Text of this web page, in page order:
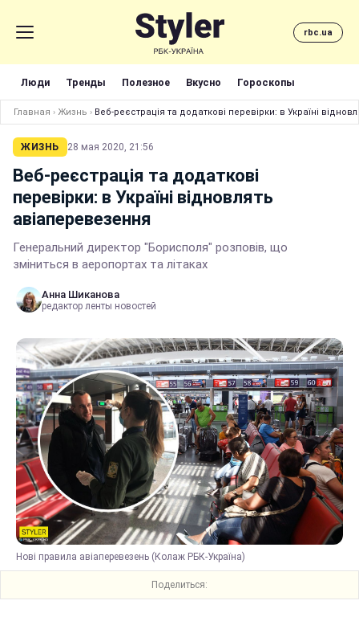
rbc.ua
Люди Тренды Полезное Вкусно Гороскопы
Главная › Жизнь › Веб-реєстрація та додаткові перевірки: в Україні
ЖИЗНЬ 28 мая 2020, 21:56
Веб-реєстрація та додаткові
перевірки: в Україні відновлять
авіаперевезення
Генеральний директор "Борисполя" розповів, що
зміниться в аеропортах та літаках
Анна Шиканова
редактор ленты новостей
Нові правила авіаперевезень (Колаж РБК-Україна)
Поделиться: